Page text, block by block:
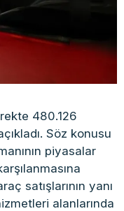
480.126
Söz konusu
piyasalar
satışlarının yanı
alanlarında